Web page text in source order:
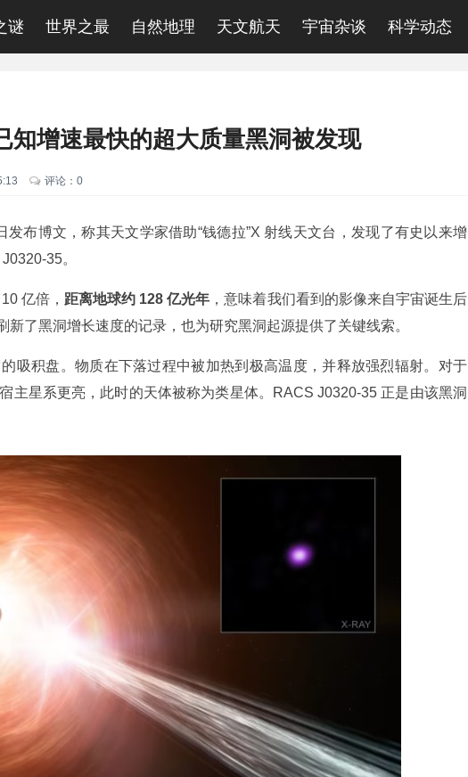
谜 世界之最 自然地理 天文航天 宇宙杂谈 科学动态
知增速最快的超大质量黑洞被发现
评论：0
博文，称其天文学家借助“钱德拉”X 射线天文台，发现了有史以来增
35。
亿倍， 距离地球约 128 亿光年 ，意味着我们看到的影像来自宇宙诞生后
了黑洞增长速度的记录，也为研究黑洞起源提供了关键线索。
吸积盘。物质在下落过程中被加热到极高温度，并释放强烈辐射。对于
主星系更亮，此时的天体被称为类星体。RACS J0320-35 正是由该黑洞